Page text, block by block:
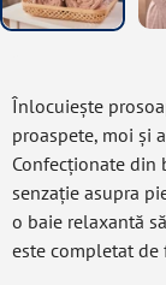
Înlocuiește
proaspete, moi și
Confecționate din
senzație asupra
o baie relaxantă
este completat